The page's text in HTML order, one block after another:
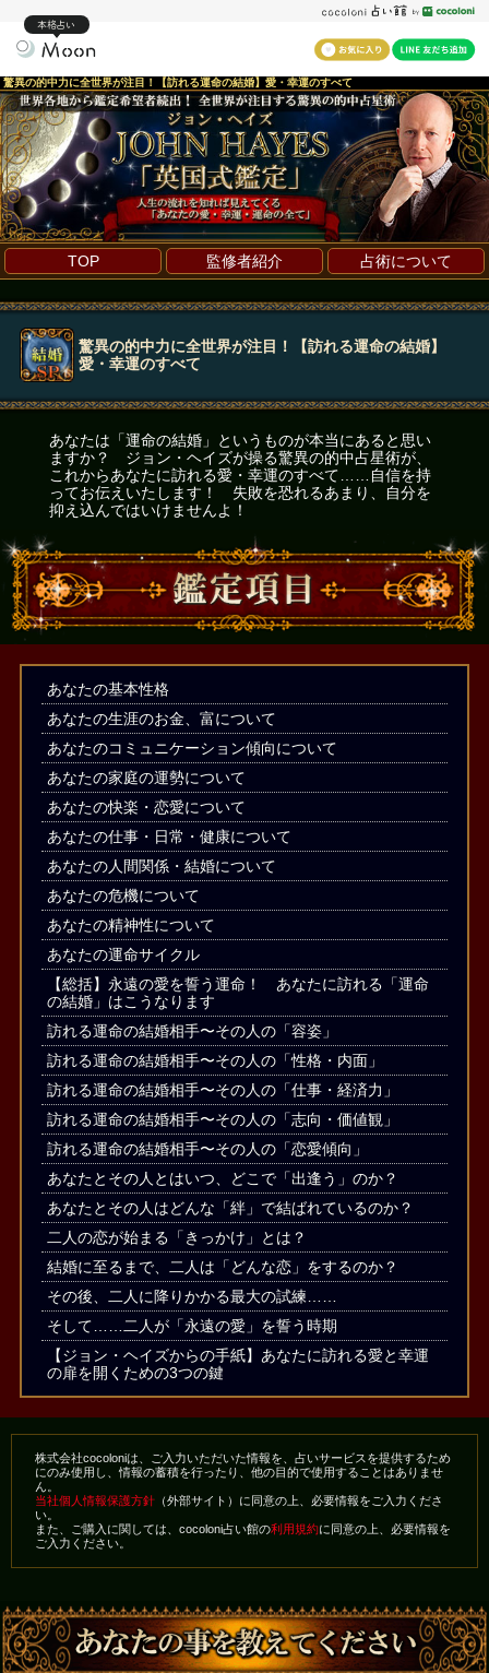
本格占い
驚異の的中力に全世界が注目！【訪れる運命の結婚】愛・幸運のすべて
TOP 監修者紹介 占術について
驚異の的中力に全世界が注目！【訪れる運命の結婚】
愛・幸運のすべて
あなたは「運命の結婚」というものが本当にあると思い
ますか？ ジョン・ヘイズが操る驚異の的中占星術が、
これからあなたに訪れる愛・幸運のすべて……自信を持
ってお伝えいたします！ 失敗を恐れるあまり、自分を
抑え込んではいけませんよ！
あなたの基本性格
あなたの生涯のお金、富について
あなたのコミュニケーション傾向について
あなたの家庭の運勢について
あなたの快楽・恋愛について
あなたの仕事・日常・健康について
あなたの人間関係・結婚について
あなたの危機について
あなたの精神性について
あなたの運命サイクル
【総括】永遠の愛を誓う運命！ あなたに訪れる「運命
の結婚」はこうなります
訪れる運命の結婚相手〜その人の「容姿」
訪れる運命の結婚相手〜その人の「性格・内面」
訪れる運命の結婚相手〜その人の「仕事・経済力」
訪れる運命の結婚相手〜その人の「志向・価値観」
訪れる運命の結婚相手〜その人の「恋愛傾向」
あなたとその人とはいつ、どこで「出逢う」のか？
あなたとその人はどんな「絆」で結ばれているのか？
二人の恋が始まる「きっかけ」とは？
結婚に至るまで、二人は「どんな恋」をするのか？
その後、二人に降りかかる最大の試練……
そして……二人が「永遠の愛」を誓う時期
【ジョン・ヘイズからの手紙】あなたに訪れる愛と幸運
の扉を開くための3つの鍵
株式会社cocoloniは、ご入力いただいた情報を、占いサービスを提供するため
にのみ使用し、情報の蓄積を行ったり、他の目的で使用することはありませ
ん。
当社個人情報保護方針 （外部サイト）に同意の上、必要情報をご入力くださ
い。
また、ご購入に関しては、cocoloni占い館の利用規約に同意の上、必要情報を
ご入力ください。